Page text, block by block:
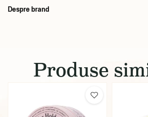
Despre brand
Produse